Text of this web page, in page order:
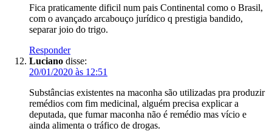
Fica praticamente dificil num pais Continental como o Brasil,
com o avançado arcabouço jurídico q prestigia bandido,
separar joio do trigo.
Responder
Luciano disse:
20/01/2020 às 12:51
Substâncias existentes na maconha são utilizadas pra produzir
remédios com fim medicinal, alguém precisa explicar a
deputada, que fumar maconha não é remédio mas vício e
ainda alimenta o tráfico de drogas.